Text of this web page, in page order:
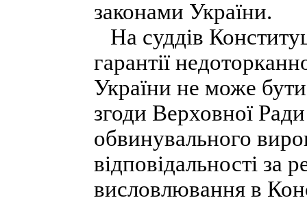
законами України.
На суддів
гарантії
України не може
згоди Верховної
обвинувального
відповідальності за
висловлювання в